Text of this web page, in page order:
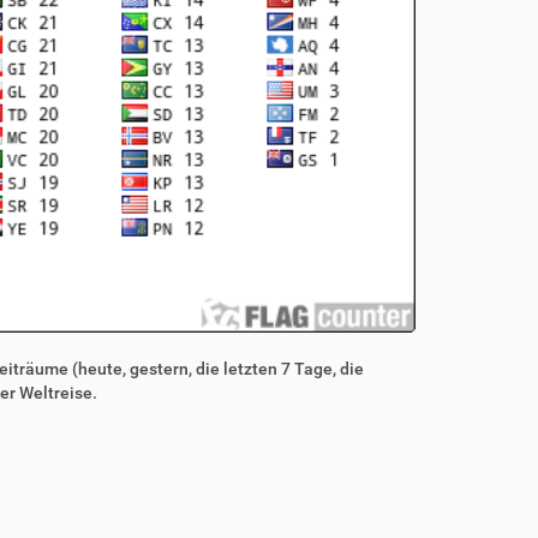
(heute, gestern, die letzten 7 Tage, die
Weltreise.